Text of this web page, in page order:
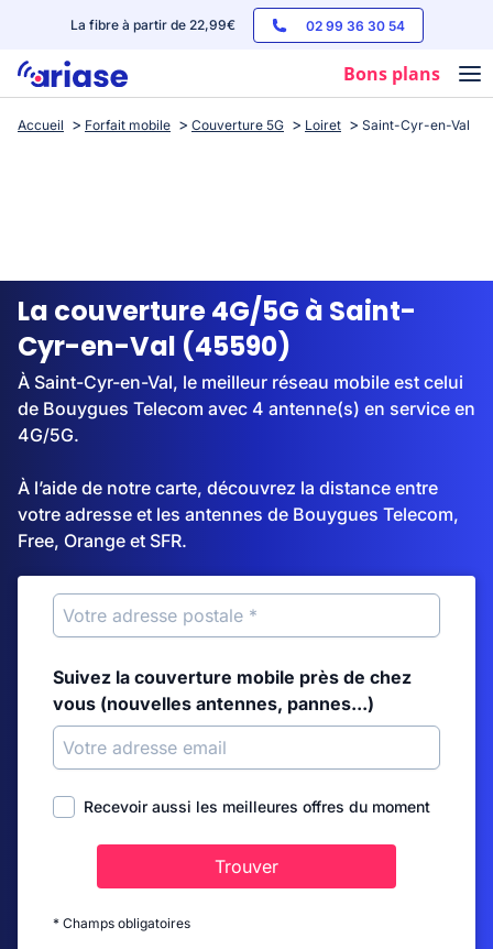
La fibre à partir de 22,99€ 02 99 36 30 54
Bons plans
Box internet
Streaming
Accueil Forfait mobile Couverture 5G Loiret Saint-Cyr-en-Val
La couverture 4G/5G à Saint-
Cyr-en-Val (45590)
À Saint-Cyr-en-Val, le meilleur réseau mobile est celui
de Bouygues Telecom avec 4 antenne(s) en service en
4G/5G.
À l’aide de notre carte, découvrez la distance entre
votre adresse et les antennes de Bouygues Telecom,
Free, Orange et SFR.
Suivez la couverture mobile près de chez
vous (nouvelles antennes, pannes...)
Recevoir aussi les meilleures offres du moment
Trouver
* Champs obligatoires